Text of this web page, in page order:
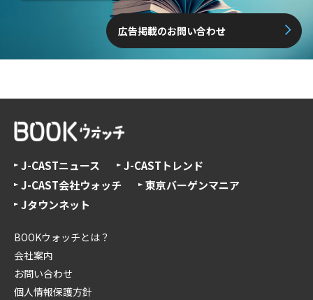
広告掲載のお問い合わせ
J-CASTニュース
J-CASTトレンド
J-CAST会社ウォッチ
東京バーゲンマニア
Jタウンネット
BOOKウォッチとは？
会社案内
お問い合わせ
個人情報保護方針